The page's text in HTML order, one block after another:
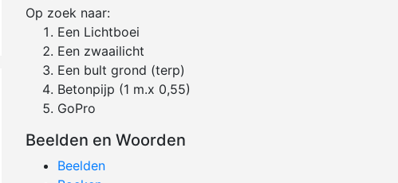
Op zoek naar:
Een Lichtboei
Een zwaailicht
Een bult grond (terp)
Betonpijp (1 m.x 0,55)
GoPro
Beelden en Woorden
Beelden